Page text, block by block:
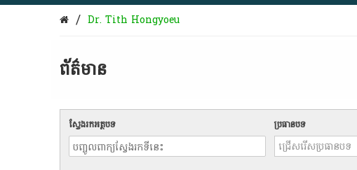
/ Dr. Tith Hongyoeu
ព័ត៌មាន​
ស្វែងរកអត្ថបទ ប្រធានបទ